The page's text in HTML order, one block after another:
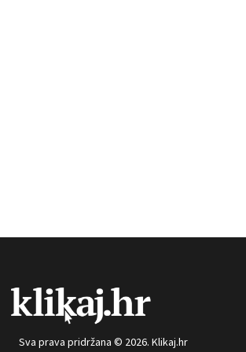
Sva prava pridržana © 2026. Klikaj.hr